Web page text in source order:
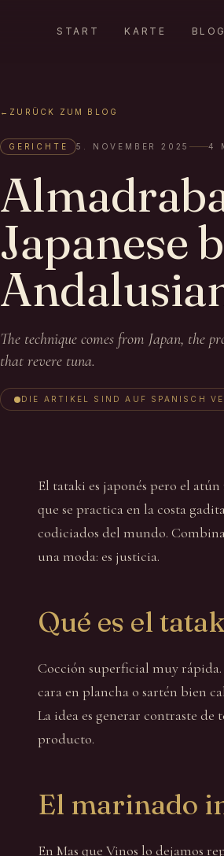
START KARTE BLOG
← ZURÜCK ZUM BLOG
GERICHTE 5. NOVEMBER 2025 4
Japanese
The technique comes from Japan, the
that revere tuna.
DIE ARTIKEL SIND AUF SPANISCH
El tataki es japonés pero el
que se practica en la costa
codiciados del mundo.
una moda: es justicia.
Qué es el
Cocción superficial muy rápida.
cara en plancha o sartén bien
La idea es generar contraste
producto.
El marinado
En Mas que Vinos lo dejamos